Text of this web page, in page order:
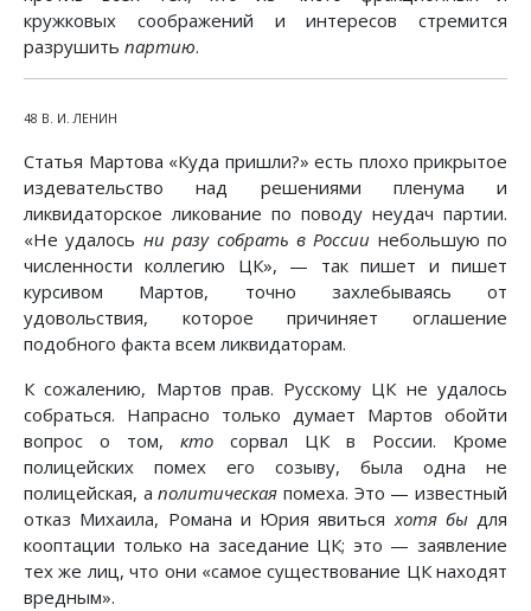
кружковых соображений и интересов стремится
разрушить партию.
48 В. И. ЛЕНИН
Статья Мартова «Куда пришли?» есть плохо прикрытое
издевательство над решениями пленума и
ликвидаторское ликование по поводу неудач партии.
«Не удалось ни разу собрать в России небольшую по
численности коллегию ЦК», — так пишет и пишет
курсивом Мартов, точно захлебываясь от
удовольствия, которое причиняет оглашение
подобного факта всем ликвидаторам.
К сожалению, Мартов прав. Русскому ЦК не удалось
собраться. Напрасно только думает Мартов обойти
вопрос о том, кто сорвал ЦК в России. Кроме
полицейских помех его созыву, была одна не
полицейская, аполитическая помеха. Это — известный
отказ Михаила, Романа и Юрия явитьсяхотя быдля
кооптации только на заседание ЦК; это — заявление
тех же лиц, что они «самое существование ЦК находят
вредным».